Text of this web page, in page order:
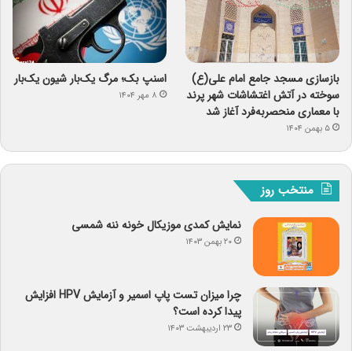
بازسازی مسجد جامع امام علی(ع)
سوخته در آتش اغتشاشات شهر پرند
با معماری منحصربه‌فرد آغاز شد
۵ بهمن ۱۴۰۴
اسنپ ‌بک؛ مرگ یک‌بار شیون یک‌بار
۸ مهر ۱۴۰۴
منتخب روز
نمایش کمدی موزیکال خونه ننه شمسی
۲۰ بهمن ۱۴۰۳
چرا میزان تست پاپ اسمیر و آزمایش HPV افزایش
پیدا کرده است؟
۲۳ اردیبهشت ۱۴۰۳